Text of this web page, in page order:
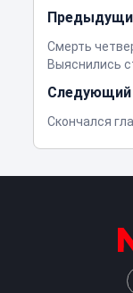
Смерть
Выяснились
Следующий
Скончался